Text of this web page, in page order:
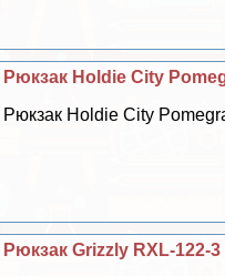
Рюкзак Holdie City
Рюкзак Holdie City
Рюкзак Grizzly RXL-